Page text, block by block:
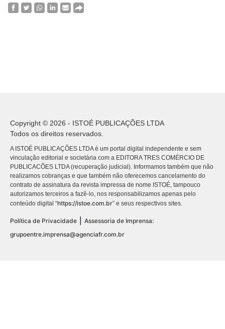
Copyright © 2026 - ISTOÉ PUBLICAÇÕES LTDA
Todos os direitos reservados.
A ISTOÉ PUBLICAÇÕES LTDA é um portal digital independente e sem
vinculação editorial e societária com a EDITORA TRES COMÉRCIO DE
PUBLICACÕES LTDA (recuperação judicial). Informamos também que não
realizamos cobranças e que também não oferecemos cancelamento do
contrato de assinatura da revista impressa de nome ISTOÉ, tampouco
autorizamos terceiros a fazê-lo, nos responsabilizamos apenas pelo
conteúdo digital “https://istoe.com.br” e seus respectivos sites.
Política de Privacidade
Assessoria de Imprensa:
grupoentre.imprensa@agenciafr.com.br